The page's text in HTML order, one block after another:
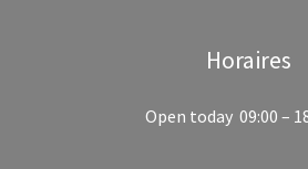
Horaires
Open today 09:00 –